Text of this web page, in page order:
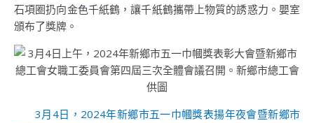
石項圈扔向金色千紙鶴，讓千紙鶴攜帶上物質的誘惑力。嬰室
頒布了獎牌。
3月4日，2024年新鄉市五一巾幗獎表揚年夜會暨新鄉市